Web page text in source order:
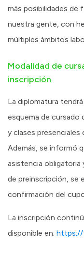
más posibilidades de
nuestra gente, con
múltiples ámbitos
Modalidad de
inscripción
La diplomatura
esquema de cursado
y clases presenciales
Además, se informó
asistencia obligatoria
de preinscripción, se
confirmación del
La inscripción
disponible en: https://